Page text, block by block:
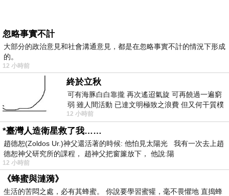
忽略事實不計
大部分的政治意見和社會溝通意見，都是在忽略事實不計的情況下形成
的。
12 小時前
終於立秋
可有海豚白白靠攏 再次遙迢氣旋 可再饒過一遍窮
弱 雖人間活動 已達文明極致之浪費 但又何干質樸
者 只能白白陪葬
12 小時前
*臺灣人造衛星救了我……
趙德恕(Zoldos Ur.)神父還活著的時候: 他怕見太陽光 我有一次去上趙
德恕神父研究所的課程， 趙神父把窗簾放下， 他說:陽
12 小時前
《蜂蜜與漣漪》
生活的苦悶之處，必有其蜂蜜。 你說要學習蜜獾，毫不畏懼地 直搗蜂